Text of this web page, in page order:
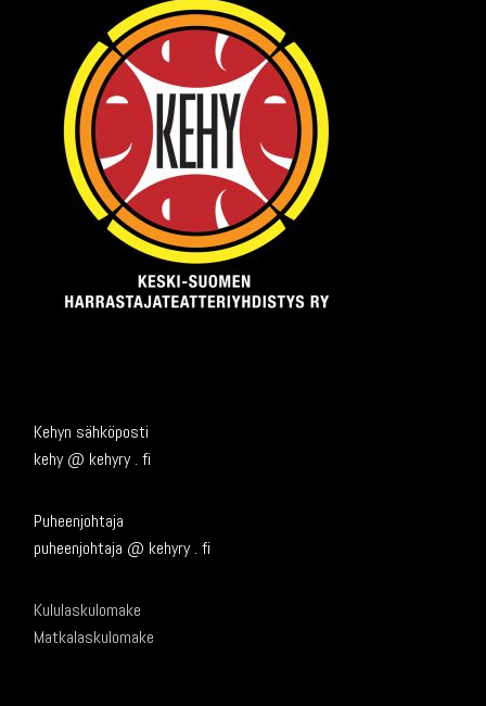
Kehyn sähköposti
kehy @ kehyry . fi
Puheenjohtaja
puheenjohtaja @ kehyry . fi
Kululaskulomake
Matkalaskulomake